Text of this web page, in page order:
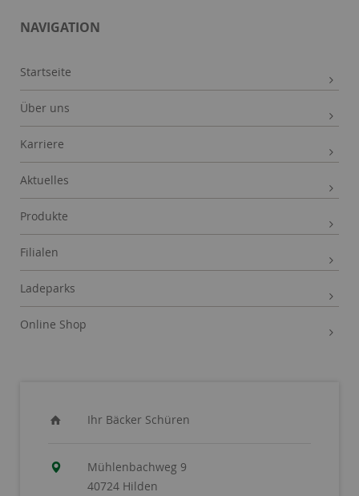
NAVIGATION
Startseite
Über uns
Karriere
Aktuelles
Produkte
Filialen
Ladeparks
Online Shop
Ihr Bäcker Schüren
Mühlenbachweg 9
40724 Hilden